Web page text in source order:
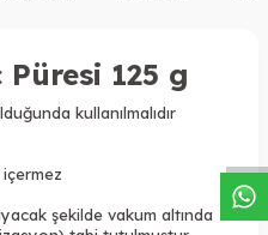
125 g
kullanılmalıdır
içermez
şekilde vakum altında